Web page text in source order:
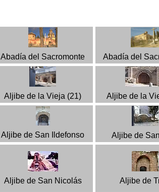
Abadía del Sacromonte Abadía del
Aljibe de la Vieja (21) Aljibe de la
Aljibe de San Ildefonso Aljibe de
Aljibe de San Nicolás Aljibe de